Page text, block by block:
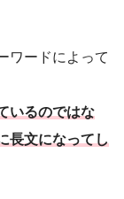
ワードによって
いるのではな
長文になってし